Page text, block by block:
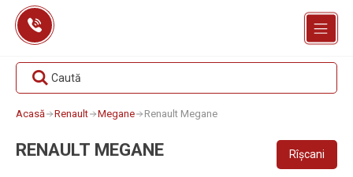
Skip
content
Caută
Acasă Renault Megane Renault Megane
RENAULT MEGANE Rîșcani